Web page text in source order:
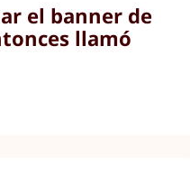
el banner de
llamó